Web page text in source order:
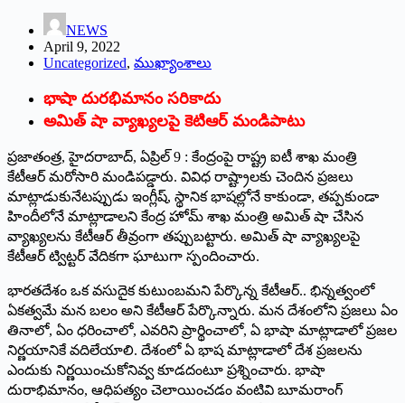
NEWS
April 9, 2022
Uncategorized, ముఖ్యాంశాలు
భాషా దురభిమానం సరికాదు
అమిత్‌ ‌షా వ్యాఖ్యలపై కెటిఆర్‌ ‌మండిపాటు
ప్రజాతంత్ర, హైదరాబాద్‌, ఏ‌ప్రిల్‌ 9 : ‌కేంద్రంపై రాష్ట్ర ఐటీ శాఖ మంత్రి
కేటీఆర్‌ ‌మరోసారి మండిపడ్డారు. వివిధ రాష్ట్రాలకు చెందిన ప్రజలు
మాట్లాడుకునేటప్పుడు ఇంగ్లీష్‌, ‌స్థానిక భాషల్లోనే కాకుండా, తప్పకుండా
హిందీలోనే మాట్లాడాలని కేంద్ర హోమ్‌ ‌శాఖ మంత్రి అమిత్‌ ‌షా చేసిన
వ్యాఖ్యలను కేటీఆర్‌ ‌తీవ్రంగా తప్పుబట్టారు. అమిత్‌ ‌షా వ్యాఖ్యలపై
కేటీఆర్‌ ‌ట్విట్టర్‌ ‌వేదికగా ఘాటుగా స్పందించారు.
భారతదేశం ఒక వసుదైక కుటుంబమని పేర్కొన్న కేటీఆర్‌.. ‌భిన్నత్వంలో
ఏకత్వమే మన బలం అని కేటీఆర్‌ ‌పేర్కొన్నారు. మన దేశంలోని ప్రజలు ఏం
తినాలో, ఏం ధరించాలో, ఎవరిని ప్రార్థించాలో, ఏ భాషా మాట్లాడాలో ప్రజల
నిర్ణయానికే వదిలేయాలి. దేశంలో ఏ భాష మాట్లాడాలో దేశ ప్రజలను
ఎందుకు నిర్ణయించుకోనివ్వ కూడదంటూ ప్రశ్నించారు. భాషా
దురాభిమానం, ఆధిపత్యం చెలాయించడం వంటివి బూమరాంగ్‌